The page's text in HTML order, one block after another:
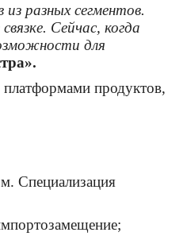
разных сегментов.
Сейчас, когда
для
продуктов,
Специализация